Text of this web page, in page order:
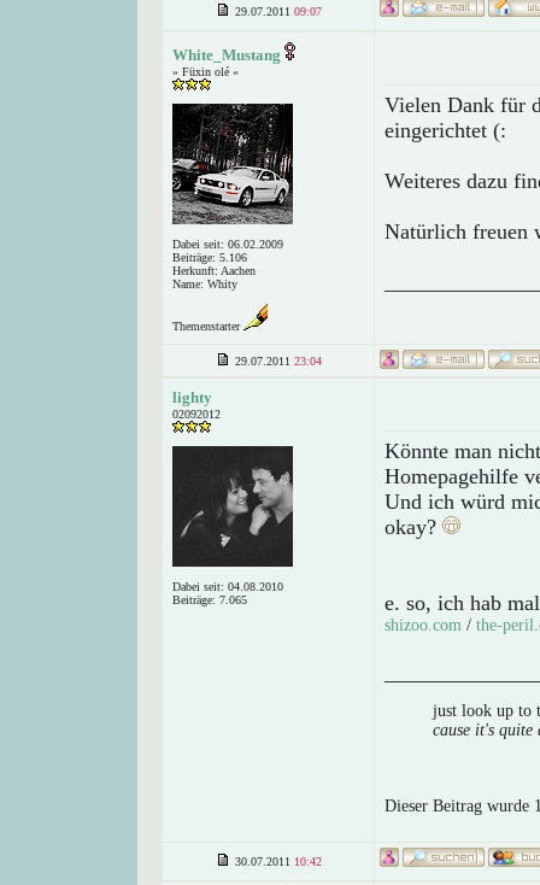
29.07.2011 09:07
White_Mustang
» Füxin olé «
Dabei seit: 06.02.2009
Beiträge: 5.106
Herkunft: Aachen
Name: Whity
Themenstarter
Vielen Dank für
eingerichtet (:
Weiteres dazu
Natürlich freuen
29.07.2011 23:04
lighty
02092012
Dabei seit: 04.08.2010
Beiträge: 7.065
Könnte man
Homepagehilfe
Und ich würd
okay?
e. so, ich hab
shizoo.com / the-
just look up to
cause it's quite
Dieser Beitrag wurde
30.07.2011 10:42